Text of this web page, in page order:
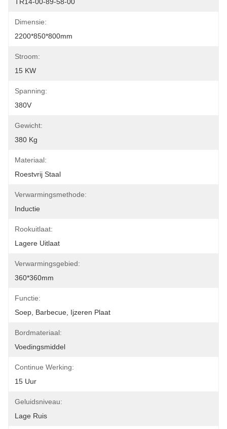
Dimensie:
2200*850*800mm
Stroom:
15 KW
Spanning:
380V
Gewicht:
380 Kg
Materiaal:
Roestvrij Staal
Verwarmingsmethode:
Inductie
Rookuitlaat:
Lagere Uitlaat
Verwarmingsgebied:
360*360mm
Functie:
Soep, Barbecue, Ijzeren Plaat
Bordmateriaal:
Voedingsmiddel
Continue Werking:
15 Uur
Geluidsniveau:
Lage Ruis